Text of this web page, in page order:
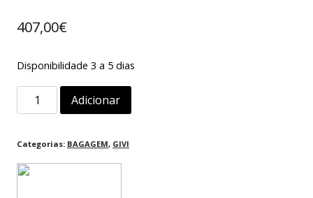
407,00€
Disponibilidade 3 a 5 dias
Quantidade
de
MALA
GIVI
Adicionar
Categorias: BAGAGEM, GIVI